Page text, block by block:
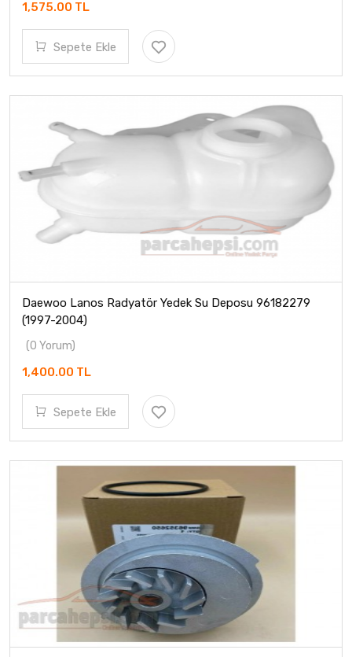
1,575.00 TL
Sepete Ekle
Daewoo Lanos Radyatör Yedek Su Deposu 96182279
(1997-2004)
(0 Yorum)
1,400.00 TL
Sepete Ekle